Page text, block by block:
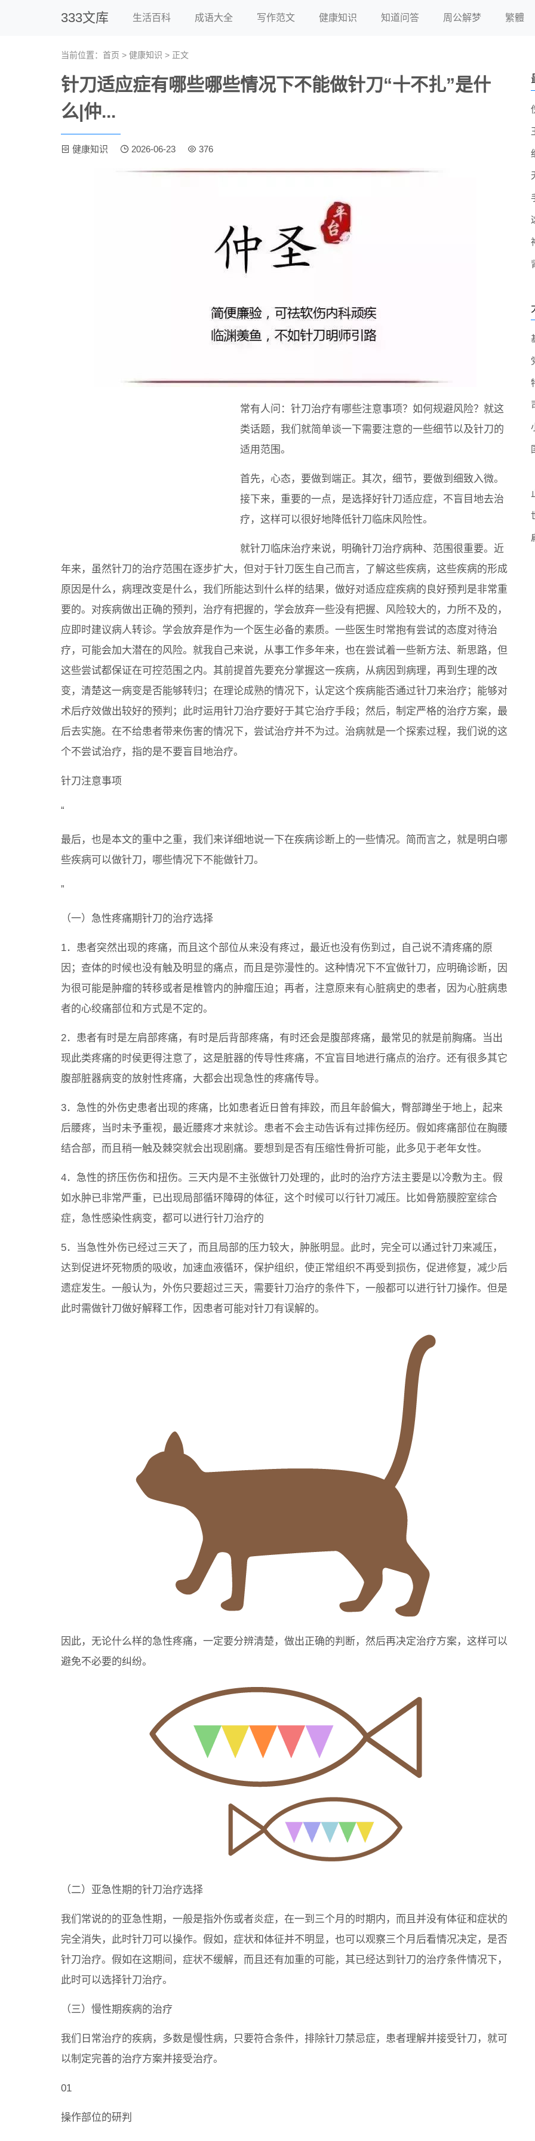
333文库 生活百科 成语大全 写作范文 健康知识 知道问答 周公解梦 繁體
当前位置： 首页 > 健康知识 > 正文
针刀适应症有哪些哪些情况下不能做针刀“十不扎”是什
么|仲...
健康知识 2026-06-23 376
常有人问：针刀治疗有哪些注意事项？如何规避风险？就这
类话题，我们就简单谈一下需要注意的一些细节以及针刀的
适用范围。
首先，心态，要做到端正。其次，细节，要做到细致入微。
接下来，重要的一点，是选择好针刀适应症，不盲目地去治
疗，这样可以很好地降低针刀临床风险性。
就针刀临床治疗来说，明确针刀治疗病种、范围很重要。近
年来，虽然针刀的治疗范围在逐步扩大，但对于针刀医生自己而言，了解这些疾病，这些疾病的形成
原因是什么，病理改变是什么，我们所能达到什么样的结果，做好对适应症疾病的良好预判是非常重
要的。对疾病做出正确的预判，治疗有把握的，学会放弃一些没有把握、风险较大的，力所不及的，
应即时建议病人转诊。学会放弃是作为一个医生必备的素质。一些医生时常抱有尝试的态度对待治
疗，可能会加大潜在的风险。就我自己来说，从事工作多年来，也在尝试着一些新方法、新思路，但
这些尝试都保证在可控范围之内。其前提首先要充分掌握这一疾病，从病因到病理，再到生理的改
变，清楚这一病变是否能够转归；在理论成熟的情况下，认定这个疾病能否通过针刀来治疗；能够对
术后疗效做出较好的预判；此时运用针刀治疗要好于其它治疗手段；然后，制定严格的治疗方案，最
后去实施。在不给患者带来伤害的情况下，尝试治疗并不为过。治病就是一个探索过程，我们说的这
个不尝试治疗，指的是不要盲目地治疗。
针刀注意事项
“
最后，也是本文的重中之重，我们来详细地说一下在疾病诊断上的一些情况。简而言之，就是明白哪
些疾病可以做针刀，哪些情况下不能做针刀。
”
（一）急性疼痛期针刀的治疗选择
1．患者突然出现的疼痛，而且这个部位从来没有疼过，最近也没有伤到过，自己说不清疼痛的原
因；查体的时候也没有触及明显的痛点，而且是弥漫性的。这种情况下不宜做针刀，应明确诊断，因
为很可能是肿瘤的转移或者是椎管内的肿瘤压迫；再者，注意原来有心脏病史的患者，因为心脏病患
者的心绞痛部位和方式是不定的。
2．患者有时是左肩部疼痛，有时是后背部疼痛，有时还会是腹部疼痛，最常见的就是前胸痛。当出
现此类疼痛的时侯更得注意了，这是脏器的传导性疼痛，不宜盲目地进行痛点的治疗。还有很多其它
腹部脏器病变的放射性疼痛，大都会出现急性的疼痛传导。
3．急性的外伤史患者出现的疼痛，比如患者近日曾有摔跤，而且年龄偏大，臀部蹲坐于地上，起来
后腰疼，当时未予重视，最近腰疼才来就诊。患者不会主动告诉有过摔伤经历。假如疼痛部位在胸腰
结合部，而且稍一触及棘突就会出现剧痛。要想到是否有压缩性骨折可能，此多见于老年女性。
4．急性的挤压伤伤和扭伤。三天内是不主张做针刀处理的，此时的治疗方法主要是以冷敷为主。假
如水肿已非常严重，已出现局部循环障碍的体征，这个时候可以行针刀减压。比如骨筋膜腔室综合
症，急性感染性病变，都可以进行针刀治疗的
5．当急性外伤已经过三天了，而且局部的压力较大，肿胀明显。此时，完全可以通过针刀来减压，
达到促进坏死物质的吸收，加速血液循环，保护组织，使正常组织不再受到损伤，促进修复，减少后
遗症发生。一般认为，外伤只要超过三天，需要针刀治疗的条件下，一般都可以进行针刀操作。但是
此时需做针刀做好解释工作，因患者可能对针刀有误解的。
因此，无论什么样的急性疼痛，一定要分辨清楚，做出正确的判断，然后再决定治疗方案，这样可以
避免不必要的纠纷。
（二）亚急性期的针刀治疗选择
我们常说的的亚急性期，一般是指外伤或者炎症，在一到三个月的时期内，而且并没有体征和症状的
完全消失，此时针刀可以操作。假如，症状和体征并不明显，也可以观察三个月后看情况决定，是否
针刀治疗。假如在这期间，症状不缓解，而且还有加重的可能，其已经达到针刀的治疗条件情况下，
此时可以选择针刀治疗。
（三）慢性期疾病的治疗
我们日常治疗的疾病，多数是慢性病，只要符合条件，排除针刀禁忌症，患者理解并接受针刀，就可
以制定完善的治疗方案并接受治疗。
01
操作部位的研判